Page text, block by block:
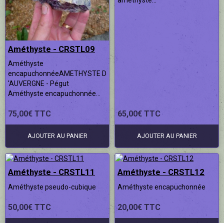
Améthyste - CRSTL09
Améthyste
encapuchonnéeAMETHYSTE D
'AUVERGNE - Pégut
Améthyste encapuchonnée...
75,00€ TTC
AJOUTER AU PANIER
65,00€ TTC
AJOUTER AU PANIER
Améthyste - CRSTL11
Améthyste pseudo-cubique
50,00€ TTC
Améthyste - CRSTL12
Améthyste encapuchonnée
20,00€ TTC